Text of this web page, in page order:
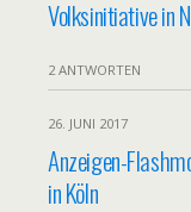
Volksinitiative in
2 ANTWORTEN
26. JUNI 2017
Anzeigen-
in Köln